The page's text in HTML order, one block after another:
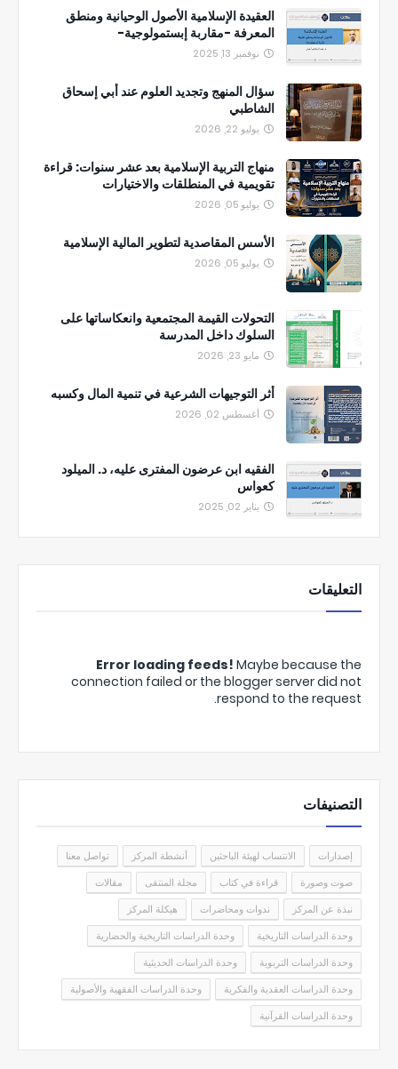
العقيدة الإسلامية الأصول الوحيانية ومنطق
المعرفة -مقاربة إبستمولوجية-
نوفمبر 13, 2025
سؤال المنهج وتجديد العلوم عند أبي إسحاق
الشاطبي
يوليو 22, 2026
منهاج التربية الإسلامية بعد عشر سنوات: قراءة
تقويمية في المنطلقات والاختيارات
يوليو 05, 2026
الأسس المقاصدية لتطوير المالية الإسلامية
يوليو 05, 2026
التحولات القيمة المجتمعية وانعكاساتها على
السلوك داخل المدرسة
مايو 23, 2026
أثر التوجيهات الشرعية في تنمية المال وكسبه
أغسطس 02, 2026
الفقيه ابن عرضون المفترى عليه، د. الميلود
كعواس
يناير 02, 2025
التعليقات
Error loading feeds! Maybe because the
connection failed or the blogger server did not
respond to the request.
التصنيفات
إصدارات الانتساب لهيئة الباحثين أنشطة المركز
تواصل معنا
صوت وصورة
قراءة في كتاب مجلة المنتقى
مقالات
نبذة عن المركز
ندوات ومحاضرات
هيكلة المركز
وحدة الدراسات التاريخية
وحدة الدراسات التاريخية والحضارية
وحدة الدراسات التربوية
وحدة الدراسات الحديثية
وحدة الدراسات العقدية والفكرية
وحدة الدراسات الفقهية والأصولية
وحدة الدراسات القرآنية